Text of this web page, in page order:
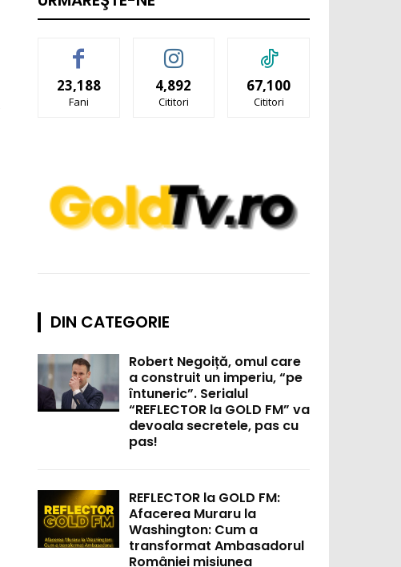
23,188
Fani
4,892
Cititori
67,100
Cititori
DIN CATEGORIE
Robert Negoiță, omul care
a construit un imperiu, “pe
întuneric”. Serialul
“REFLECTOR la GOLD FM” va
devoala secretele, pas cu
pas!
REFLECTOR la GOLD FM:
Afacerea Muraru la
Washington: Cum a
transformat Ambasadorul
României misiunea